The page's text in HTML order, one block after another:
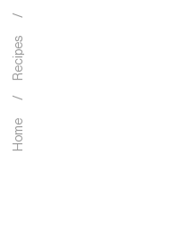
Home
Recipes